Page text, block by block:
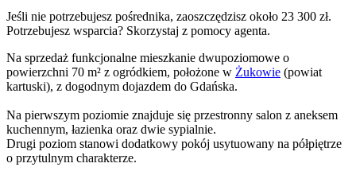
Jeśli nie potrzebujesz pośrednika, zaoszczędzisz około 23 300 zł.
Potrzebujesz wsparcia? Skorzystaj z pomocy agenta.
Na sprzedaż funkcjonalne mieszkanie dwupoziomowe o
powierzchni 70 m² z ogródkiem, położone w Żukowie (powiat
kartuski), z dogodnym dojazdem do Gdańska.
Na pierwszym poziomie znajduje się przestronny salon z aneksem
kuchennym, łazienka oraz dwie sypialnie.
Drugi poziom stanowi dodatkowy pokój usytuowany na półpiętrze
o przytulnym charakterze.